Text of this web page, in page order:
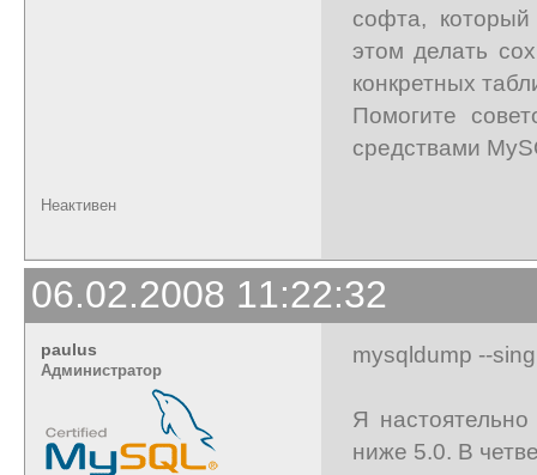
софта,
этом делать
конкретных
Помогите
средствами
Неактивен
06.02.2008 11:22:32
paulus
Администратор
mysqldump --
Я
ниже 5.0. В